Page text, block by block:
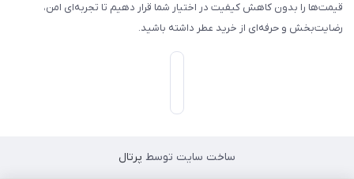
قیمت‌ها را بدون کاهش کیفیت در اختیار شما قرار دهیم تا تجربه‌ای امن،
رضایت‌بخش و حرفه‌ای از خرید عطر داشته باشید.
ساخت سایت توسط پرتال